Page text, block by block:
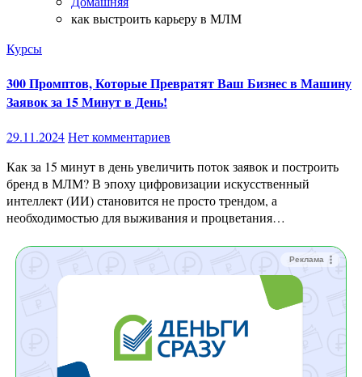
как выстроить карьеру в МЛМ
Курсы
300 Промптов, Которые Превратят Ваш Бизнес в Машину
Заявок за 15 Минут в День!
29.11.2024Нет комментариев
Как за 15 минут в день увеличить поток заявок и построить
бренд в МЛМ? В эпоху цифровизации искусственный
интеллект (ИИ) становится не просто трендом, а
необходимостью для выживания и процветания…
Реклама